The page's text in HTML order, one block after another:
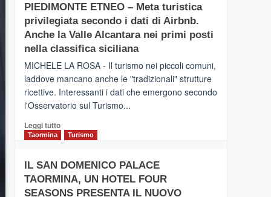
CATANIA
–
Inaugurato
il
collegamento
tra
Catania
e
operato
da
PIEDIMONTE ETNEO – Meta turistica
privilegiata secondo i dati di Airbnb.
Anche la Valle Alcantara nei primi posti
nella classifica siciliana
MICHELE LA ROSA - Il turismo nei piccoli comuni,
laddove mancano anche le "tradizionali" strutture
ricettive. Interessanti i dati che emergono secondo
l'Osservatorio sul Turismo...
Leggi tuttoLeggi
PIEDIMONTE
ETNEO
–
Taormina Turismo
IL SAN DOMENICO PALACE
TAORMINA, UN HOTEL FOUR
SEASONS PRESENTA IL NUOVO